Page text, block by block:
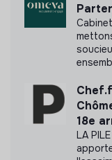
18e
LA